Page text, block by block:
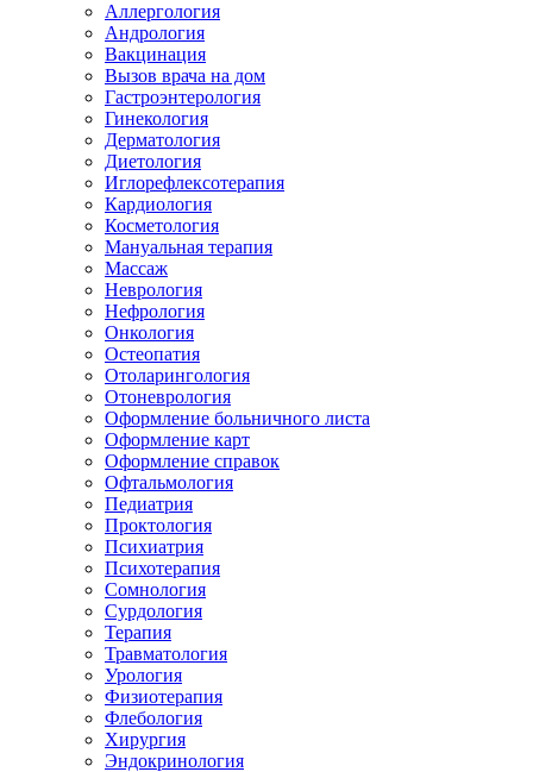
Аллергология
Андрология
Вакцинация
Вызов врача на дом
Гастроэнтерология
Гинекология
Дерматология
Диетология
Иглорефлексотерапия
Кардиология
Косметология
Мануальная терапия
Массаж
Неврология
Нефрология
Онкология
Остеопатия
Отоларингология
Отоневрология
Оформление больничного листа
Оформление карт
Оформление справок
Офтальмология
Педиатрия
Проктология
Психиатрия
Психотерапия
Сомнология
Сурдология
Терапия
Травматология
Урология
Физиотерапия
Флебология
Хирургия
Эндокринология